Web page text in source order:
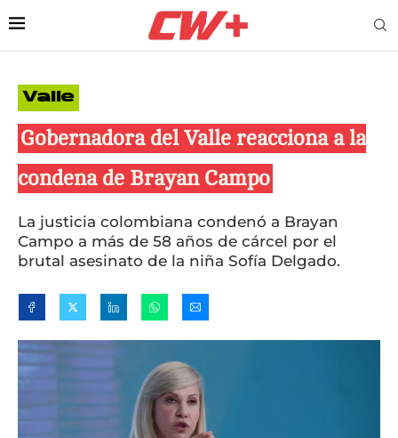
Valle
Gobernadora del Valle reacciona a la
condena de Brayan Campo
La justicia colombiana condenó a Brayan
Campo a más de 58 años de cárcel por el
brutal asesinato de la niña Sofía Delgado.